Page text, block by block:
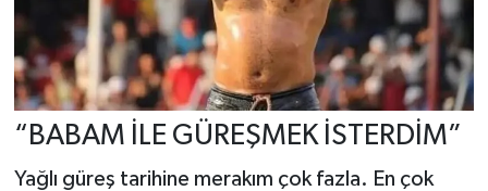
“BABAM İLE GÜREŞMEK İSTERDİM”
Yağlı güreş tarihine merakım çok fazla. En çok